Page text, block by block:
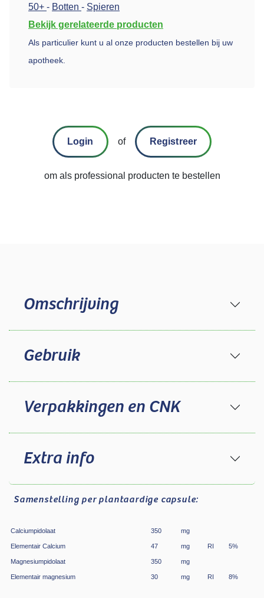
50+ - Botten - Spieren
Bekijk gerelateerde producten
Als particulier kunt u al onze producten bestellen bij uw
apotheek.
Login of Registreer
om als professional producten te bestellen
Omschrijving
Gebruik
Verpakkingen en CNK
Extra info
Samenstelling per plantaardige capsule:
Calciumpidolaat 350 mg
Elementair Calcium 47 mg RI 5%
Magnesiumpidolaat 350 mg
Elementair magnesium 30 mg RI 8%